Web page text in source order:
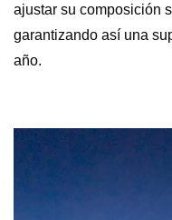
ajustar su composición
garantizando así una
año.